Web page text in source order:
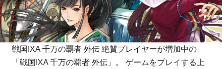
戦国IXA 千万の覇者 外伝 絶賛プレイヤーが増加中の
「戦国IXA 千万の覇者 外伝」。 ゲームをプレイする上